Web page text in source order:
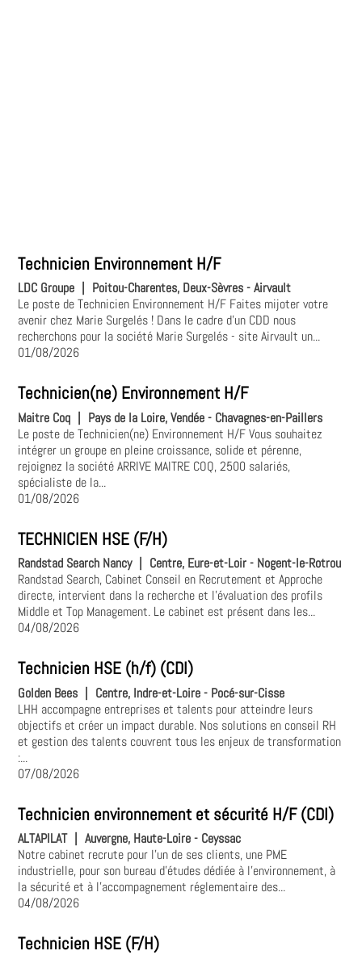
Technicien Environnement H/F
LDC Groupe
Poitou-Charentes, Deux-Sèvres - Airvault
Le poste de Technicien Environnement H/F Faites mijoter votre
avenir chez Marie Surgelés ! Dans le cadre d'un CDD nous
recherchons pour la société Marie Surgelés - site Airvault un...
01/08/2026
Technicien(ne) Environnement H/F
Maitre Coq | Pays de la Loire, Vendée - Chavagnes-en-Paillers
Le poste de Technicien(ne) Environnement H/F Vous souhaitez
intégrer un groupe en pleine croissance, solide et pérenne,
rejoignez la société ARRIVE MAITRE COQ, 2500 salariés,
spécialiste de la...
01/08/2026
TECHNICIEN HSE (F/H)
Randstad Search Nancy
Centre, Eure-et-Loir - Nogent-le-Rotrou
Randstad Search, Cabinet Conseil en Recrutement et Approche
directe, intervient dans la recherche et l'évaluation des profils
Middle et Top Management. Le cabinet est présent dans les...
04/08/2026
Technicien HSE (h/f) (CDI)
Golden Bees | Centre, Indre-et-Loire - Pocé-sur-Cisse
LHH accompagne entreprises et talents pour atteindre leurs
objectifs et créer un impact durable. Nos solutions en conseil RH
et gestion des talents couvrent tous les enjeux de transformation
:...
07/08/2026
Technicien environnement et sécurité H/F (CDI)
ALTAPILAT
Auvergne, Haute-Loire - Ceyssac
Notre cabinet recrute pour l’un de ses clients, une PME
industrielle, pour son bureau d’études dédiée à l’environnement, à
la sécurité et à l’accompagnement réglementaire des...
04/08/2026
Technicien HSE (F/H)